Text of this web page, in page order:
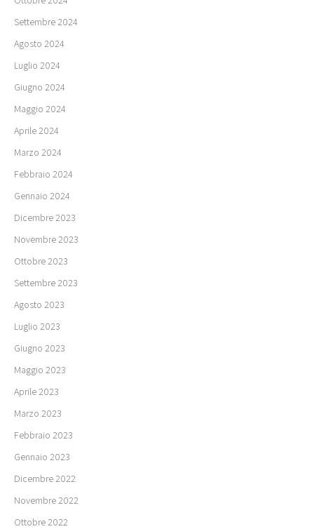
Settembre 2024
Agosto 2024
Luglio 2024
Giugno 2024
Maggio 2024
Aprile 2024
Marzo 2024
Febbraio 2024
Gennaio 2024
Dicembre 2023
Novembre 2023
Ottobre 2023
Settembre 2023
Agosto 2023
Luglio 2023
Giugno 2023
Maggio 2023
Aprile 2023
Marzo 2023
Febbraio 2023
Gennaio 2023
Dicembre 2022
Novembre 2022
Ottobre 2022